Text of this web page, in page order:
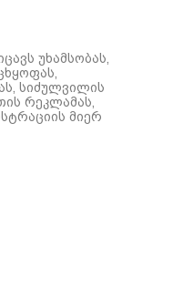
უხამსობას,
სიძულვილის
რეკლამას,
მიერ